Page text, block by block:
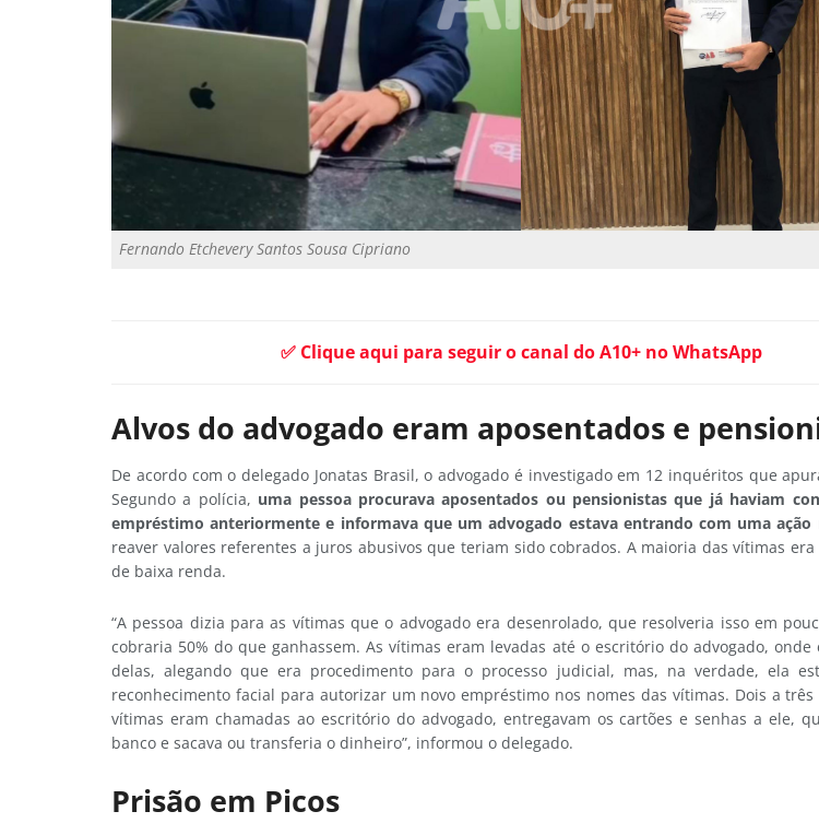
Fernando Etchevery Santos Sousa Cipriano
✅ Clique aqui para seguir o canal do A10+ no WhatsApp
Alvos do advogado eram aposentados e
De acordo com o delegado Jonatas Brasil, o advogado é investigado em 12 inquéritos que
Segundo a polícia, uma pessoa procurava aposentados ou pensionistas que já haviam
empréstimo anteriormente e informava que um advogado estava entrando com uma ação
reaver valores referentes a juros abusivos que teriam sido cobrados. A maioria das vítimas era
de baixa renda.
“A pessoa dizia para as vítimas que o advogado era desenrolado, que resolveria isso em
cobraria 50% do que ganhassem. As vítimas eram levadas até o escritório do advogado, onde
delas, alegando que era procedimento para o processo judicial, mas, na verdade, ela
reconhecimento facial para autorizar um novo empréstimo nos nomes das vítimas. Dois a três
vítimas eram chamadas ao escritório do advogado, entregavam os cartões e senhas a ele,
banco e sacava ou transferia o dinheiro”, informou o delegado.
Prisão em Picos